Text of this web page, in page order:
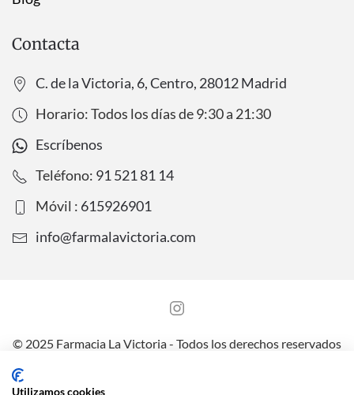
Contacta
C. de la Victoria, 6, Centro, 28012 Madrid
Horario: Todos los días de9:30a 21:30
Escríbenos
Teléfono: 91 521 81 14
Móvil : 615926901
info@farmalavictoria.com
© 2025 Farmacia La Victoria - Todos los derechos reservados
Utilizamos cookies